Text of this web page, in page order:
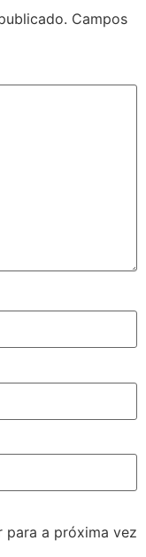
Campos
para a próxima vez